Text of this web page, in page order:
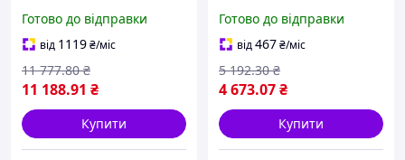
2014 г.
Готово до відправки
від 1119₴/міс
11 188.91 ₴
11 777.80 ₴
Купити
Готово до відправки
від467₴/міс
4 673.07₴
5 192.30 ₴
Купити